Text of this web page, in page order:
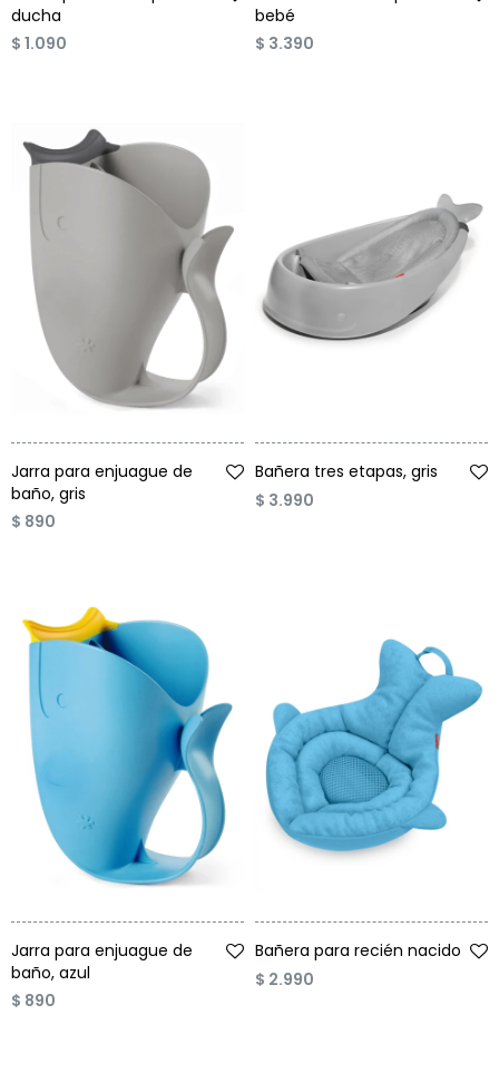
ducha
$ 1.090
bebé
$ 3.390
Jarra para enjuague de
baño, gris
$ 890
Bañera tres etapas, gris
$ 3.990
Jarra para enjuague de
baño, azul
$ 890
Bañera para recién nacido
$ 2.990